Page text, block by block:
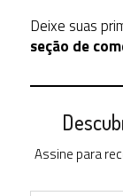
Deixe suas
seção de
Assine para
Digite seu e-mail…